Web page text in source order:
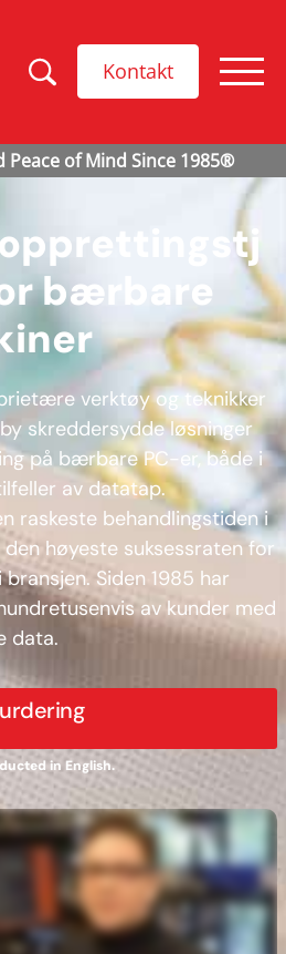
Kontakt
bærbare
verktøy og teknikker
skreddersydde løsninger
på bærbare PC-er, både i
av datatap.
raskeste behandlingstiden i
høyeste suksessraten for
Siden 1985 har
av kunder med
data.
in English.